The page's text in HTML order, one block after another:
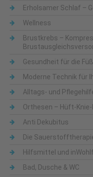
Erholsamer Schlaf –
Wellness
Brustkrebs –
Gesundheit für die
Moderne Technik für
Alltags- und
Orthesen – Hüft-
Anti Dekubitus
Die
Hilfsmittel und
Bad, Dusche & WC